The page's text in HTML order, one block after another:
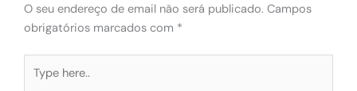
O seu endereço de email não será publicado. Campos
obrigatórios marcados com *
here..